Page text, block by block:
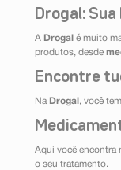
Drogal:
A Drogal é muito
produtos, desde
Encontre
Na Drogal , você
Aqui você encontra
o seu tratamento.